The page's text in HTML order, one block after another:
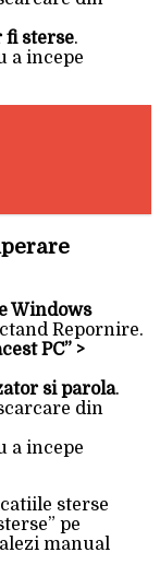
fi sterse.
a incepe
Windows
Repornire.
PC” >
si parola.
din
a incepe
sterse
pe
manual